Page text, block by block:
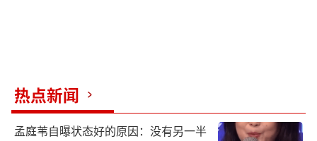
热点新闻
孟庭苇自曝状态好的原因：没有另一半